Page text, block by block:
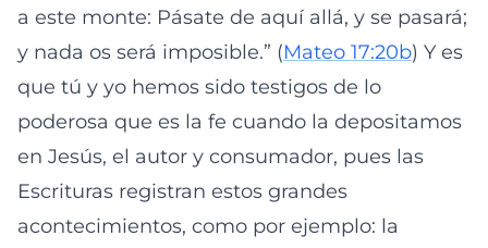
a este monte: Pásate de aquí allá, y se pasará;
y nada os será imposible.” (Mateo 17:20b) Y es
que tú y yo hemos sido testigos de lo
poderosa que es la fe cuando la depositamos
en Jesús, el autor y consumador, pues las
Escrituras registran estos grandes
acontecimientos, como por ejemplo: la